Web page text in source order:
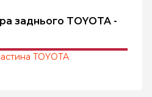
заднього TOYOTA -
TOYOTA